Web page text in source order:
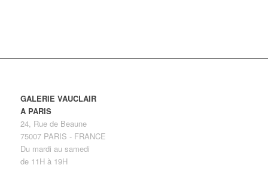
GALERIE VAUCLAIR
A PARIS
24, Rue de Beaune
75007 PARIS - FRANCE
Du mardi au samedi
de 11H à 19H